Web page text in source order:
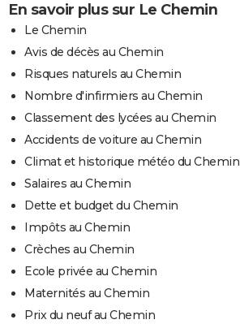
En savoir plus sur Le Chemin
Le Chemin
Avis de décès au Chemin
Risques naturels au Chemin
Nombre d'infirmiers au Chemin
Classement des lycées au Chemin
Accidents de voiture au Chemin
Climat et historique météo du Chemin
Salaires au Chemin
Dette et budget du Chemin
Impôts au Chemin
Crèches au Chemin
Ecole privée au Chemin
Maternités au Chemin
Prix du neuf au Chemin